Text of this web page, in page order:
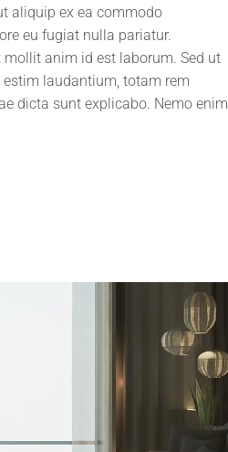
aliquip ex ea commodo
eu fugiat nulla pariatur.
anim id est laborum. Sed ut
laudantium, totam rem
dicta sunt explicabo. Nemo enim